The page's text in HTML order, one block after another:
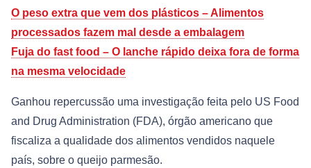
O peso extra que vem dos plásticos – Alimentos
processados fazem mal desde a embalagem
Fuja do fast food – O lanche rápido deixa fora de forma
na mesma velocidade
Ganhou repercussão uma investigação feita pelo US Food
and Drug Administration (FDA), órgão americano que
fiscaliza a qualidade dos alimentos vendidos naquele
país, sobre o queijo parmesão.